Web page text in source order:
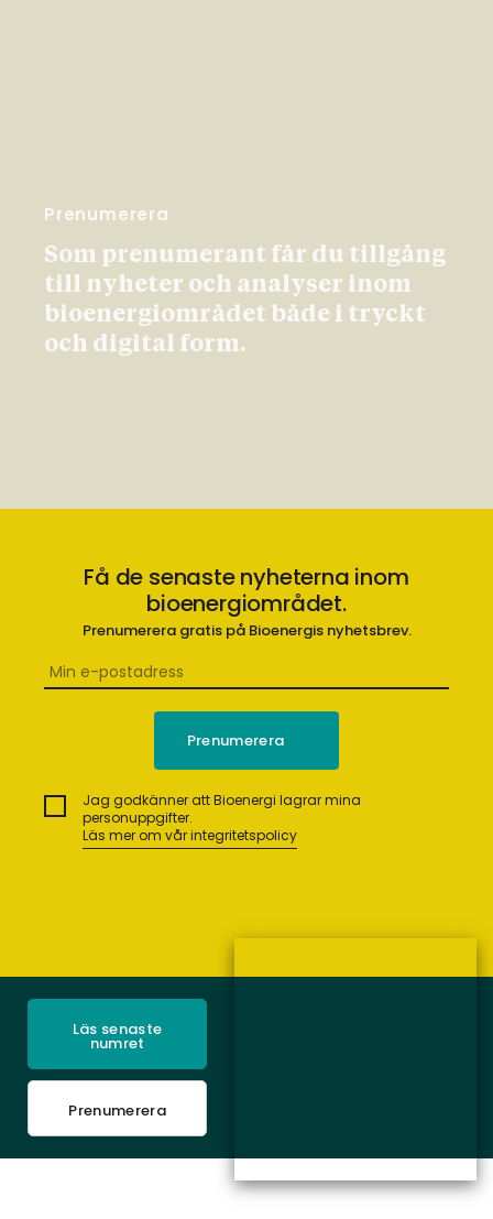
Prenumerera
Som prenumerant får du tillgång
till nyheter och analyser inom
bioenergiområdet både i tryckt
och digital form.
Få de senaste nyheterna inom
bioenergiområdet.
Prenumerera gratis på Bioenergis nyhetsbrev.
Jag godkänner att Bioenergi lagrar mina
personuppgifter.
Läs mer om vår integritetspolicy
Läs senaste
numret
Prenumerera